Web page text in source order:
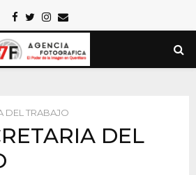
Facebook
TwitterInstagram
Email
DEL TRABAJO
DEL